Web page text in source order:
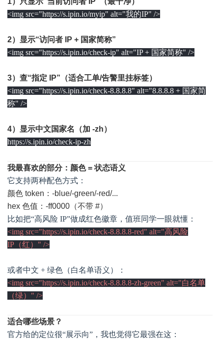
<img src="https://s.ipin.io/myip" alt="我的IP" />
2）显示“访问者 IP + 国家简称”
<img src="https://s.ipin.io/check-ip" alt="IP + 国家简称" />
3）查“指定 IP”（适合工单/告警里挂标签）
<img src="https://s.ipin.io/check-8.8.8.8" alt="8.8.8.8 + 国家简
称" />
4）显示中文国家名（加 -zh）
https://s.ipin.io/check-ip-zh
我最喜欢的部分：颜色 = 状态语义
它支持两种配色方式：
颜色 token：-blue/-green/-red/...
hex 色值：-ff0000（不带 #）
比如把“高风险 IP”做成红色徽章，值班同学一眼就懂：
<img src="https://s.ipin.io/check-8.8.8.8-red" alt="高风险
IP（红）" />
或者中文 + 绿色（白名单语义）：
<img src="https://s.ipin.io/check-8.8.8.8-zh-green" alt="白名单
（绿）" />
适合哪些场景？
官方给的定位很“展示向”，我也觉得它最强在这：